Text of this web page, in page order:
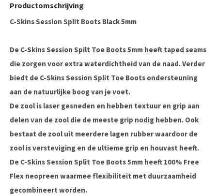
Productomschrijving
C-Skins Session Split Boots Black 5mm
De C-Skins Session Spilt Toe Boots 5mm heeft taped seams
die zorgen voor extra waterdichtheid van de naad. Verder
biedt de C-Skins Session Split Toe Boots ondersteuning
aan de natuurlijke boog van je voet.
De zool is laser gesneden en hebben textuur en grip aan
delen van de zool die de meeste grip nodig hebben. Ook
bestaat de zool uit meerdere lagen rubber waardoor de
zool is versteviging en de ultieme grip en houvast heeft.
De C-Skins Session Split Toe Boots 5mm heeft 100% Free
Flex neopreen waarmee flexibiliteit met duurzaamheid
gecombineert worden.